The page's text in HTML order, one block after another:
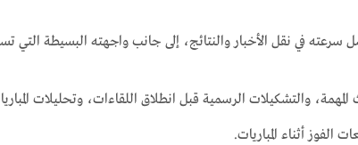
في نقل الأخبار والنتائج، إلى جانب واجهته البسيطة التي
والتشكيلات الرسمية قبل انطلاق اللقاءات، وتحليلات
الفوز أثناء المباريات.